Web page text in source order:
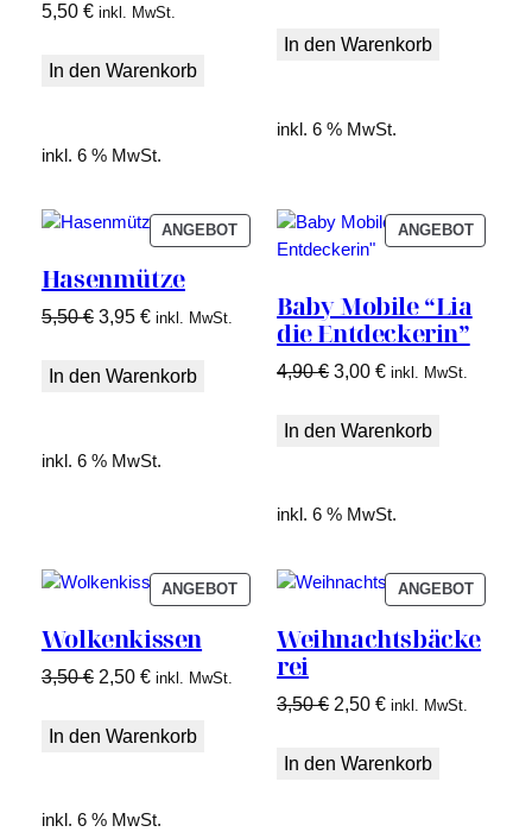
5,50 € inkl. MwSt.
In den Warenkorb
inkl. 6 % MwSt.
war:
ist:
In den Warenkorb
inkl. 6 % MwSt.
ANGEBOTPRODUKT
IM
Hasenmütze
5,50€ Ursprünglicher
war:
3,95 €Aktueller
ist:
inkl. MwSt.
In den Warenkorb
inkl. 6 % MwSt.
ANGEBOT
IM
Baby Mobile “Lia
die Entdeckerin”
4,90€ Ursprünglicher
war:
3,00€Aktueller
ist:
inkl. MwSt.
In den Warenkorb
inkl. 6 % MwSt.
ANGEBOTPRODUKT
IM
ANGEBOT
Wolkenkissen
3,50€ Ursprünglicher
war:
2,50 €Aktueller
ist:
inkl. MwSt.
In den Warenkorb
inkl. 6 % MwSt.
ANGEBOT
IM
Weihnachtsbäcke
rei
3,50€ Ursprünglicher
war:
2,50€Aktueller
ist:
inkl. MwSt.
In den Warenkorb